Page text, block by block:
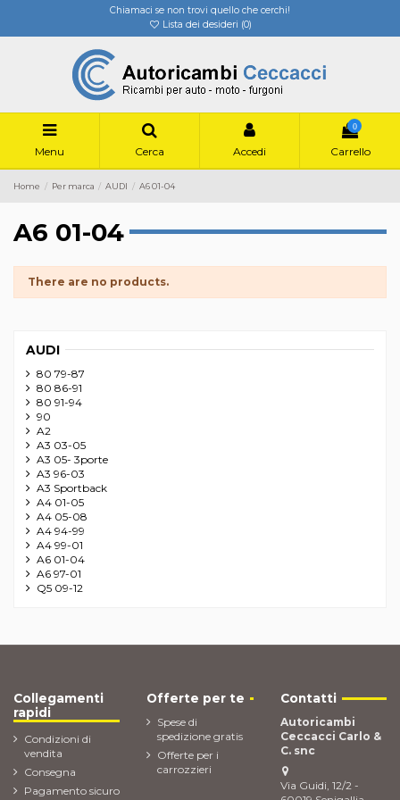
Chiamaci se non trovi quello che cerchi!
Lista dei desideri (0)
Menu Cerca Accedi
0
Carrello
Home Per marca AUDI A6 01-04
A6 01-04
There are no products.
AUDI
80 79-87
80 86-91
80 91-94
90
A2
A3 03-05
A3 05- 3porte
A3 96-03
A3 Sportback
A4 01-05
A4 05-08
A4 94-99
A4 99-01
A6 01-04
A6 97-01
Q5 09-12
Collegamenti
rapidi
Condizioni di
vendita
Consegna
Pagamento sicuro
Offerte per te
Spese di
spedizione gratis
Offerte per i
carrozzieri
Contatti
Autoricambi
Ceccacci Carlo &
C. snc
Via Guidi, 12/2 -